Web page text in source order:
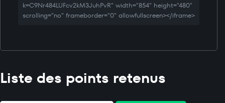
k=C9Nr484LUFcv2kM3JuhPvR" width="854" height="480"
scrolling="no" frameborder="0" allowfullscreen></iframe>
Liste des points retenus